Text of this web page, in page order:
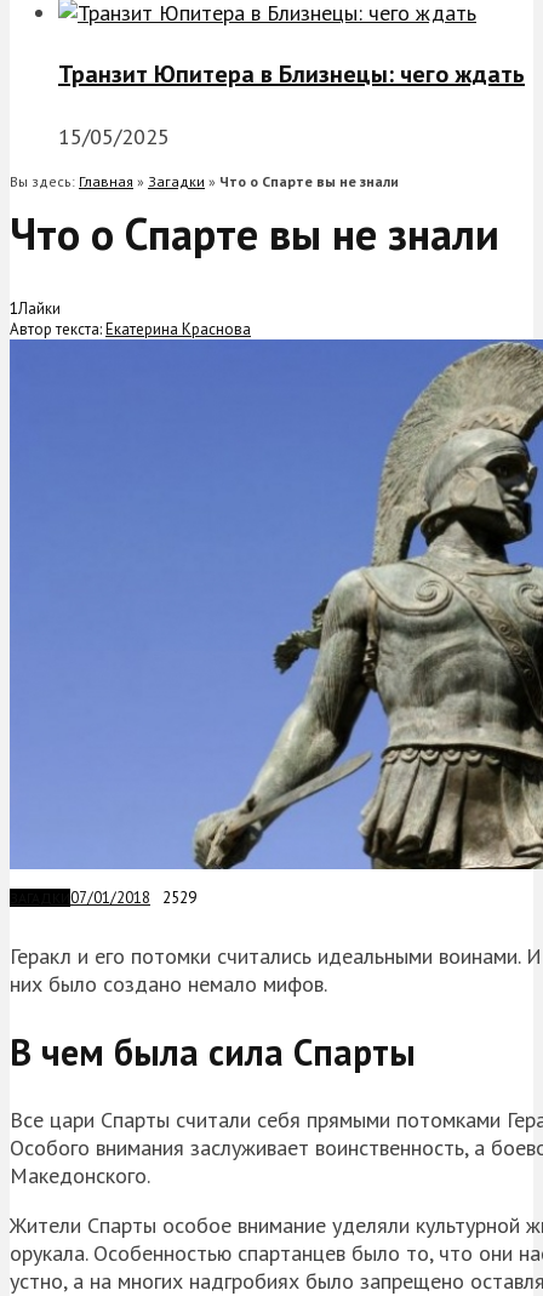
Транзит Юпитера в Близнецы: чего ждать
15/05/2025
Вы здесь: Главная » Загадки » Что о Спарте вы не знали
Что о Спарте вы не знали
1Лайки
Автор текста:Екатерина Краснова
07/01/2018 2529
Геракл и его потомки считались идеальными
них было создано немало мифов.
В чем была сила Спарты
Все цари Спарты считали себя прямыми потомками
Особого внимания заслуживает воинственность, а
Македонского.
Жители Спарты особое внимание уделяли культурной
орукала. Особенностью спартанцев было то, что они
устно, а на многих надгробиях было запрещено